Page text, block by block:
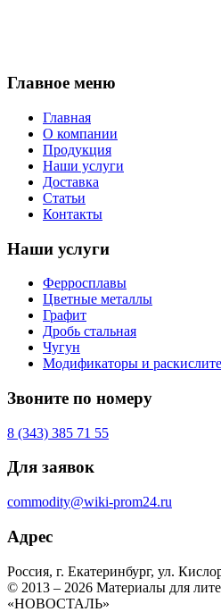
Главное меню
Главная
О компании
Продукция
Наши услуги
Доставка
Статьи
Контакты
Наши услуги
Ферросплавы
Цветные металлы
Графит
Дробь стальная
Чугун
Модификаторы и
Звоните по номеру
8 (343) 385 71 55
Для заявок
commodity@wiki-prom24.ru
Адрес
Россия, г. Екатеринбург, ул.
© 2013 – 2026 Материалы для
«НОВОСТАЛЬ»